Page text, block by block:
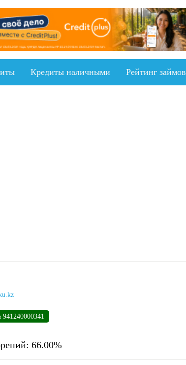
Кредиты наличными Рейтинг займов
66.00%